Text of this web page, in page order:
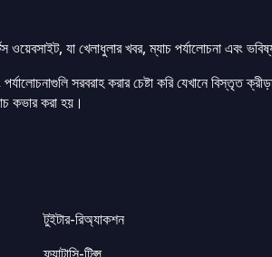
যা খেলাধুলার খবর, ম্যাচ পর্যালোচনা এবং
সরবরাহ করার চেষ্টা করি যেখানে বিস্তৃত
কভার করা হয়।
টুইটার-রিঅ্যাকশন